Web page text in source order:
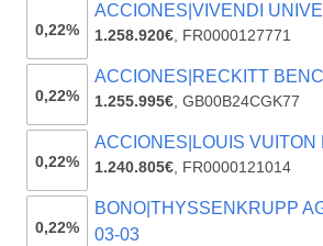
0,22%
ACCIONES|VIVENDI
1.258.920€, FR0000127771
0,22%
ACCIONES|RECKITT
1.255.995€,GB00B24CGK77
0,22%
ACCIONES|LOUIS VUITON
1.240.805€, FR0000121014
0,22%
BONO|THYSSENKRUPP
03-03